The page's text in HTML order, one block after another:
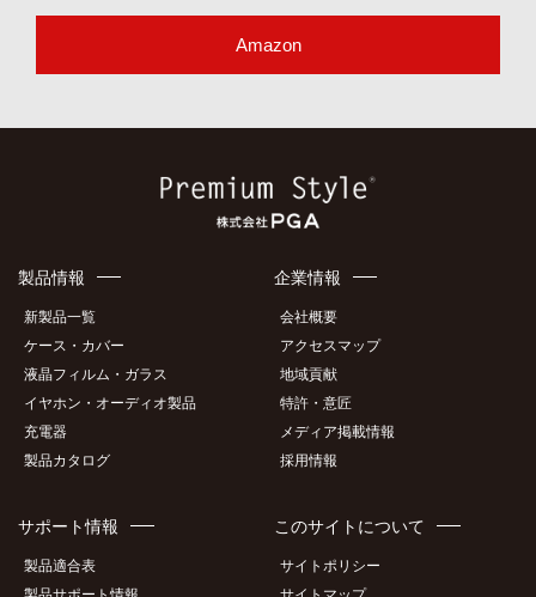
Amazon
製品情報
新製品一覧
ケース・カバー
液晶フィルム・ガラス
イヤホン・オーディオ製品
充電器
製品カタログ
企業情報
会社概要
アクセスマップ
地域貢献
特許・意匠
メディア掲載情報
採用情報
サポート情報
製品適合表
このサイトについて
サイトポリシー